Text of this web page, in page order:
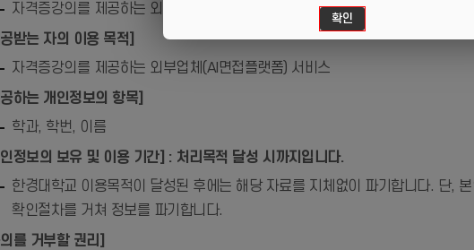
자격증강의를 제공하는 외부업체(AI면접플랫폼)
공받는 자의 이용 목적]
자격증강의를 제공하는 외부업체(AI면접플랫폼) 서비스
공하는 개인정보의 항목]
학과, 학번, 이름
인정보의 보유 및 이용 기간] : 처리목적 달성 시까지입니다.
한경대학교 이용목적이 달성된 후에는 해당 자료를 지체없이 파기합니다. 단,
확인절차를 거쳐 정보를 파기합니다.
의를 거부할 권리]